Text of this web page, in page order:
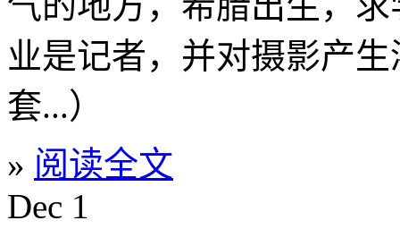
业是记者，并对摄影产
套...）
» 阅读全文
Dec 1